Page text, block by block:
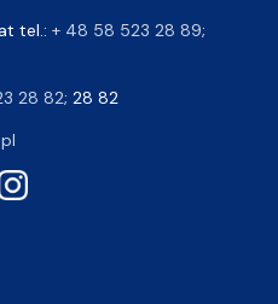
tel.: + 48 58 523 28 89;
28 82; 28 82